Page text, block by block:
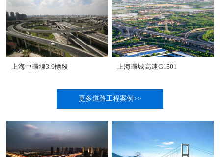
上海中環線3.9標段 上海環城高速G1501
更多道路工程案例>>